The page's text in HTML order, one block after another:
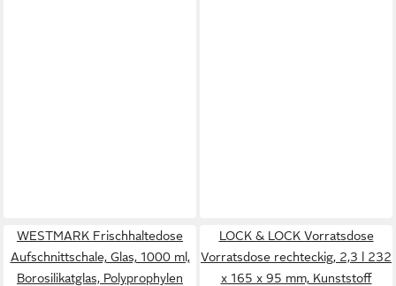
WESTMARK Frischhaltedose
Aufschnittschale, Glas, 1000 ml,
Borosilikatglas, Polyprophylen
LOCK & LOCK Vorratsdose
Vorratsdose rechteckig, 2,3 l 232
x 165 x 95 mm, Kunststoff